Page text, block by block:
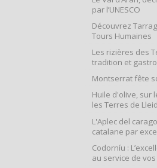
par l’UNESCO
Découvrez
Tours Humaines
Les rizières des
tradition et
Montserrat fête
Huile d'olive, sur
les Terres de
L'Aplec del
catalane par
Codorníu :
au service de